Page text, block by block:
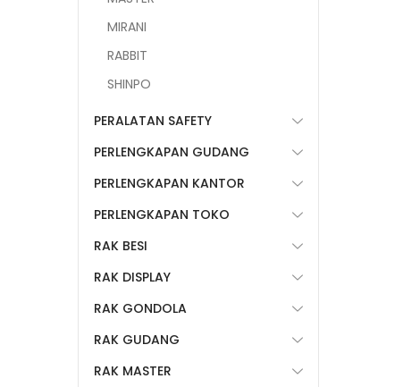
MIRANI
RABBIT
SHINPO
PERALATAN SAFETY
PERLENGKAPAN GUDANG
PERLENGKAPAN KANTOR
PERLENGKAPAN TOKO
RAK BESI
RAK DISPLAY
RAK GONDOLA
RAK GUDANG
RAK MASTER